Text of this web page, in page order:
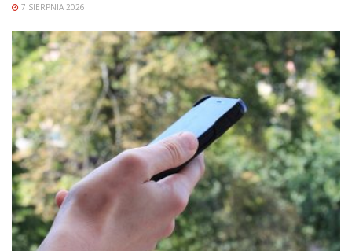
7 SIERPNIA 2026